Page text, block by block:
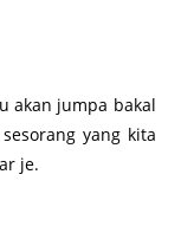
akan jumpa bakal
yang kita
je.